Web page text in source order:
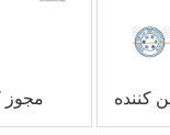
مجوز